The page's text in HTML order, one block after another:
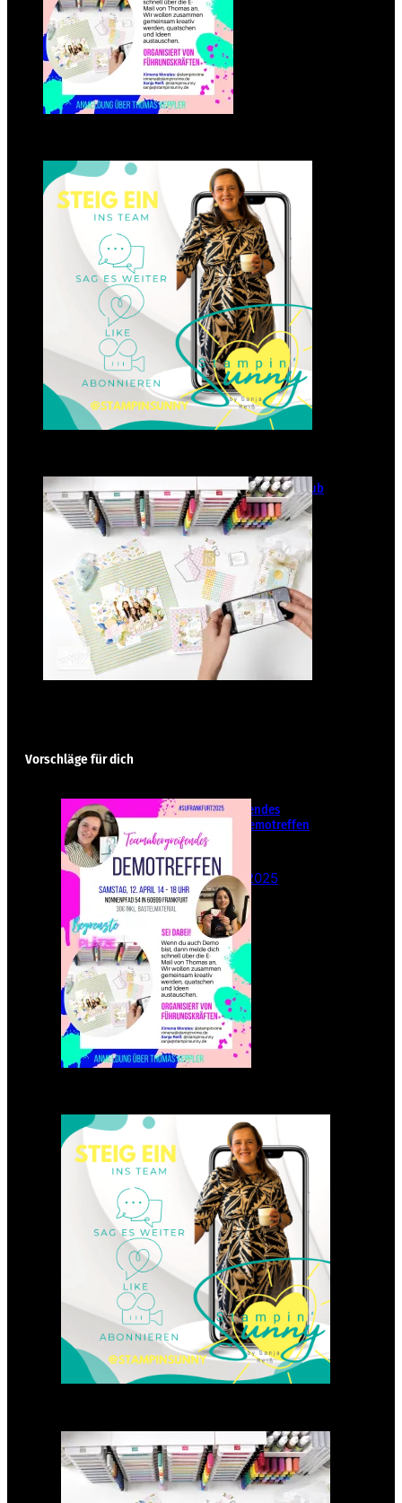
Einsteigen 2025 im Team
Stampin‘ Sunny
23. Januar 2025
GANZ NEU: Scrapbooking Club
2025
21. Januar 2025
Vorschläge für dich
Teamübergreifendes
Stampin‘ Up! Demotreffen
– Sei dabei!
26. Februar 2025
Einsteigen 2025 im Team
Stampin‘ Sunny
23. Januar 2025
GANZ NEU: Scrapbooking
Club 2025
21. Januar 2025